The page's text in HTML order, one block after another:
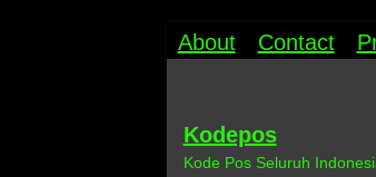
About Contact
Kodepos
Kode Pos Seluruh